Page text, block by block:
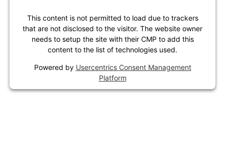
This content is not permitted to load due to trackers
that are not disclosed to the visitor. The website owner
needs to setup the site with their CMP to add this
content to the list of technologies used.
Powered by Usercentrics Consent Management
Platform